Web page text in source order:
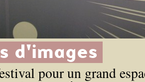
d'images
pour un grand